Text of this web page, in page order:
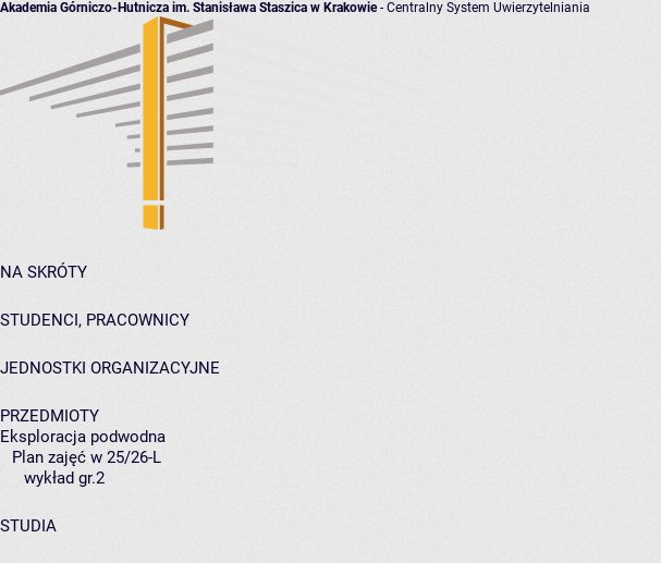
Akademia Górniczo-Hutnicza im. Stanisława Staszica w Krakowie- Centralny System Uwierzytelniania
NA SKRÓTY
STUDENCI, PRACOWNICY
JEDNOSTKI ORGANIZACYJNE
PRZEDMIOTY
Eksploracja podwodna
Plan zajęć w 25/26-L
wykład gr.2
STUDIA